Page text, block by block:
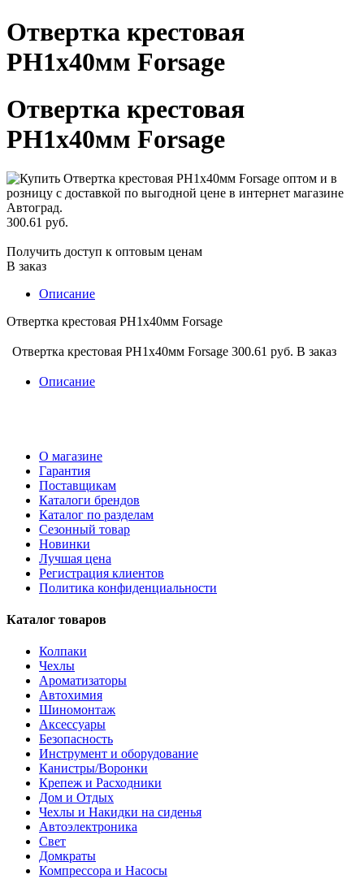
Отвертка крестовая
PH1х40мм Forsage
Отвертка крестовая
PH1х40мм Forsage
300.61 руб.
Получить доступ к оптовым ценам
В заказ
Описание
Отвертка крестовая PH1х40мм Forsage
Отвертка крестовая PH1х40мм Forsage 300.61 руб. В заказ
Описание
О магазине
Гарантия
Поставщикам
Каталоги брендов
Каталог по разделам
Сезонный товар
Новинки
Лучшая цена
Регистрация клиентов
Политика конфиденциальности
Каталог товаров
Колпаки
Чехлы
Ароматизаторы
Автохимия
Шиномонтаж
Аксессуары
Безопасность
Инструмент и оборудование
Канистры/Воронки
Крепеж и Расходники
Дом и Отдых
Чехлы и Накидки на сиденья
Автоэлектроника
Свет
Домкраты
Компрессора и Насосы